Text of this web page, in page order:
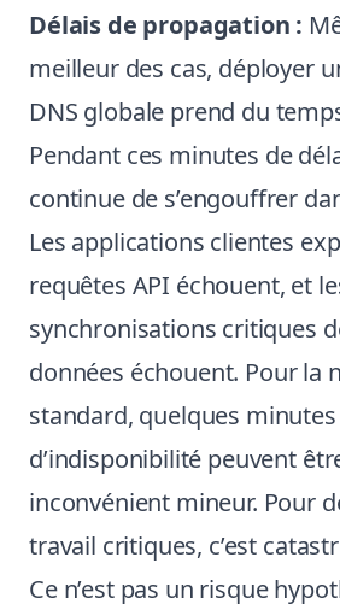
Délais de propagation :
meilleur des cas, déployer
DNS globale prend du
Pendant ces minutes de
continue de s’engouffrer
Les applications clientes
requêtes API échouent, et
synchronisations critiques
données échouent. Pour la
standard, quelques minutes
d’indisponibilité peuvent
inconvénient mineur. Pour
travail critiques, c’est
Ce n’est pas un risque